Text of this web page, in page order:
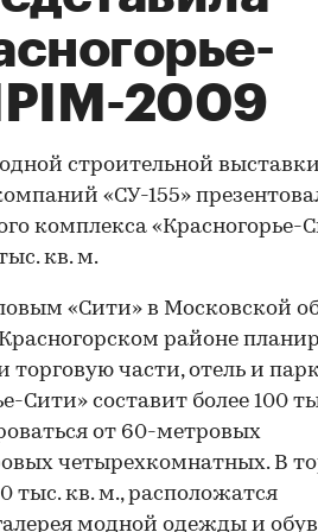
2009
строительной
«СУ-155»
комплекса «Красногорье-
кв. м.
«Сити» в Московской
районе
части, отель и
Сити» составит более 100
от 60-метровых
четырехкомнатных. В
тыс. кв. м., расположатся
модной одежды и